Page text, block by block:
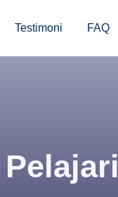
Testimoni FAQ